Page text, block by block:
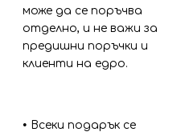
може да се поръчва
отделно, и не важи за
предишни поръчки и
клиенти на едро.
• Всеки подарък се